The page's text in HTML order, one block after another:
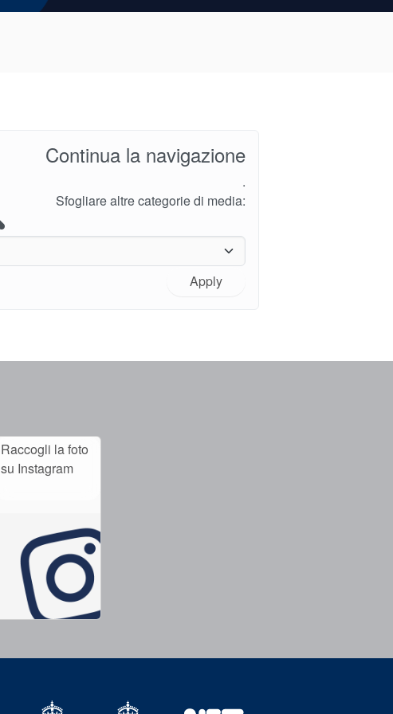
Continua la navigazione
.
Sfogliare altre categorie di media:
Apply
Raccogli la foto
su Instagram